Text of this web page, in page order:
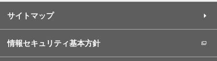
サイトマップ
情報セキュリティ基本方針